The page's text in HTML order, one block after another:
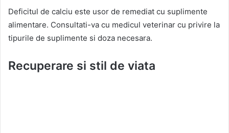
Deficitul de calciu este usor de remediat cu suplimente
alimentare. Consultati-va cu medicul veterinar cu privire la
tipurile de suplimente si doza necesara.
Recuperare si stil de viata